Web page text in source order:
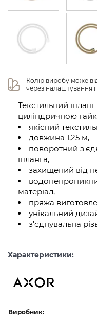
Колір виробу може
через налаштування
Текстильний
циліндричною
якісний
довжина 1,25 м,
поворотний
шланга,
захищений від
матеріал,
пряжа
унікальний
з'єднувальна
Характеристики:
Виробник: